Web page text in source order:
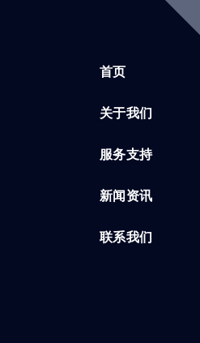
首页
关于我们
服务支持
新闻资讯
联系我们